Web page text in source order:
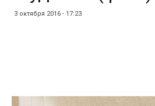
3 октября 2016 - 17:23